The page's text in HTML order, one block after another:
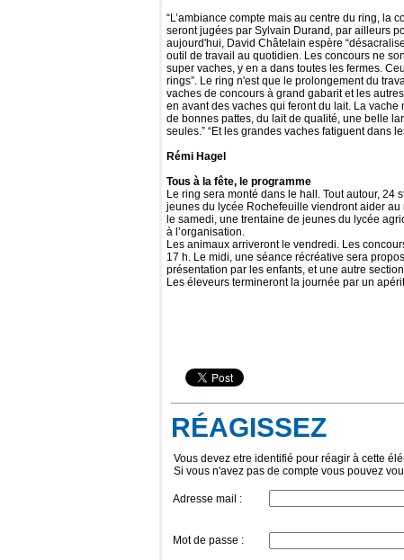
“L’ambiance compte mais au centre du ring, la
seront jugées par Sylvain Durand, par ailleurs
aujourd'hui, David Châtelain espère
outil de travail au quotidien. Les concours ne
super vaches, y en a dans toutes les fermes.
rings”. Le ring n'est que le prolongement du
vaches de concours à grand gabarit et les
en avant des vaches qui feront du lait. La
de bonnes pattes, du lait de qualité, une belle
seules.” “Et les grandes vaches fatiguent dans
Rémi Hagel
Tous à la fête, le programme
Le ring sera monté dans le hall. Tout autour, 24
jeunes du lycée Rochefeuille viendront aider
le samedi, une trentaine de jeunes du lycée
à l’organisation.
Les animaux arriveront le vendredi. Les
17 h. Le midi, une séance récréative sera
présentation par les enfants, et une autre
Les éleveurs termineront la journée par un
RÉAGISSEZ
Vous devez etre identifié pour réagir à cette
Si vous n'avez pas de compte vous pouvez
Adresse mail :
Mot de passe :